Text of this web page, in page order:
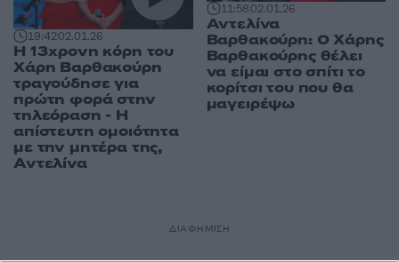
19:4202.01.26
Η 13χρονη κόρη του
Χάρη Βαρθακούρη
τραγούδησε για
πρώτη φορά στην
τηλεόραση - Η
απίστευτη ομοιότητα
με την μητέρα της,
Αντελίνα
11:5802.01.26
Αντελίνα
Βαρθακούρη: Ο Χάρης
Βαρθακούρης θέλει
να είμαι στο σπίτι το
κορίτσι του που θα
μαγειρέψω
ΔΙΑΦΗΜΙΣΗ